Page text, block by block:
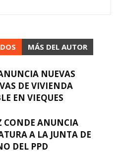
MÁS DEL AUTOR
NUEVAS
DE VIVIENDA
EN VIEQUES
CONDE ANUNCIA
A LA JUNTA DE
DEL PPD